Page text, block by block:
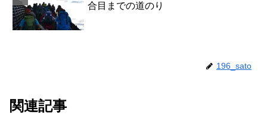
合目までの道のり
196_sato
関連記事